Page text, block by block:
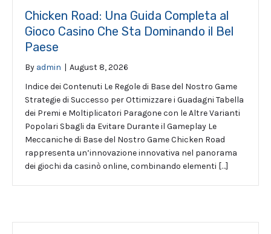
Chicken Road: Una Guida Completa al
Gioco Casino Che Sta Dominando il Bel
Paese
By admin | August 8, 2026
Indice dei Contenuti Le Regole di Base del Nostro Game
Strategie di Successo per Ottimizzare i Guadagni Tabella
dei Premi e Moltiplicatori Paragone con le Altre Varianti
Popolari Sbagli da Evitare Durante il Gameplay Le
Meccaniche di Base del Nostro Game Chicken Road
rappresenta un’innovazione innovativa nel panorama
dei giochi da casinò online, combinando elementi […]